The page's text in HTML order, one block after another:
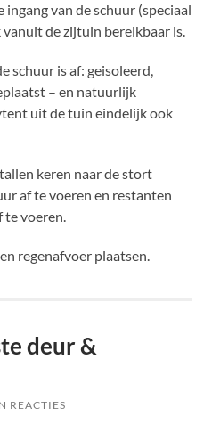
ingang van de schuur (speciaal
de zijtuin bereikbaar is.
schuur is af: geisoleerd,
– en natuurlijk
uit de tuin eindelijk ook
keren naar de stort
af te voeren en restanten
te voeren.
regenafvoer plaatsen.
deur &
REACTIES